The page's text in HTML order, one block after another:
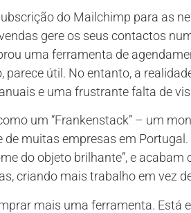
do Mailchimp para as
gere os seus contactos
uma ferramenta de
parece útil. No entanto, a
e uma frustrante falta de
um “Frankenstack” – um
muitas empresas em
do objeto brilhante”, e
criando mais trabalho em vez
mais uma ferramenta. Está